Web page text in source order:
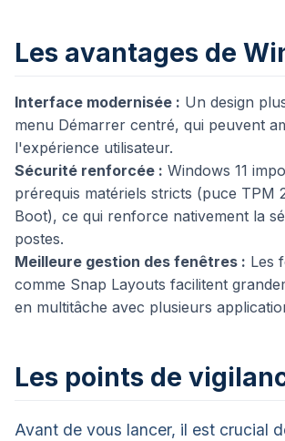
Les avantages de
Interface modernisée : Un design
menu Démarrer centré, qui peuvent
l'expérience utilisateur.
Sécurité renforcée : Windows 11
prérequis matériels stricts (puce TPM
Boot), ce qui renforce nativement la
postes.
Meilleure gestion des fenêtres : Les
comme Snap Layouts facilitent
en multitâche avec plusieurs
Les points de
Avant de vous lancer, il est crucial